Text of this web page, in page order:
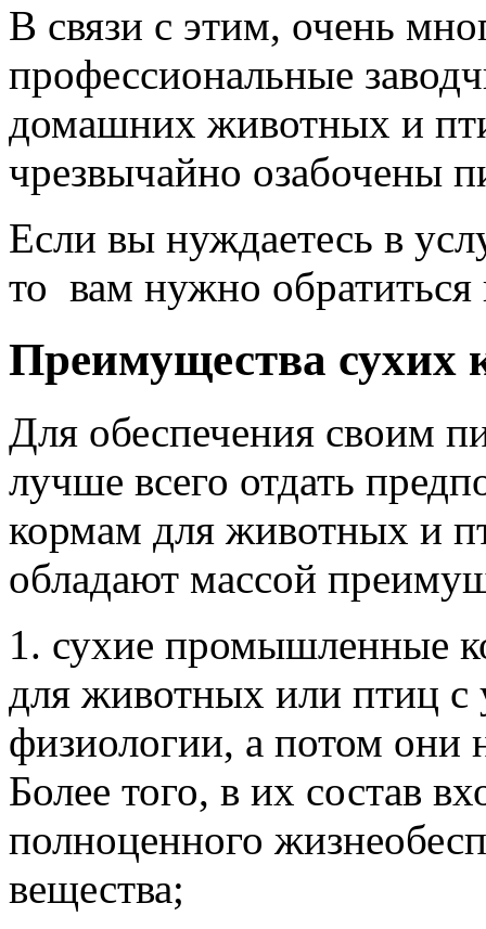
В связи с этим, очень
профессиональные
домашних животных и
чрезвычайно озабочены
Если вы нуждаетесь в
то вам нужно
Преимущества сухих
Для обеспечения своим
лучше всего отдать
кормам для животных и
обладают массой
1. сухие промышленные
для животных или птиц с
физиологии, а потом они
Более того, в их состав
полноценного
вещества;